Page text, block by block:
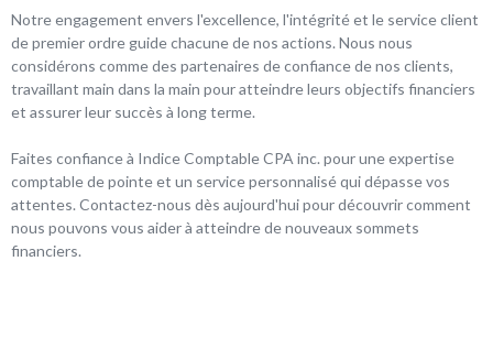
Notre engagement envers l'excellence, l'intégrité et le service client
de premier ordre guide chacune de nos actions. Nous nous
considérons comme des partenaires de confiance de nos clients,
travaillant main dans la main pour atteindre leurs objectifs financiers
et assurer leur succès à long terme.
Faites confiance à Indice Comptable CPA inc. pour une expertise
comptable de pointe et un service personnalisé qui dépasse vos
attentes. Contactez-nous dès aujourd'hui pour découvrir comment
nous pouvons vous aider à atteindre de nouveaux sommets
financiers.